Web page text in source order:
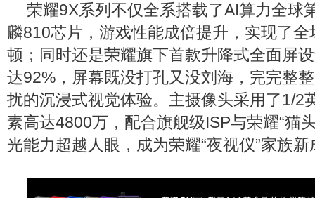
荣耀9X系列不仅全系搭载了AI算力全球
麟810芯片，游戏性能成倍提升，实现了
顿；同时还是荣耀旗下首款升降式全面屏
达92%，屏幕既没打孔又没刘海，完完整
扰的沉浸式视觉体验。主摄像头采用了1/2
素高达4800万，配合旗舰级ISP与荣耀“猫
光能力超越人眼，成为荣耀“夜视仪”家族新